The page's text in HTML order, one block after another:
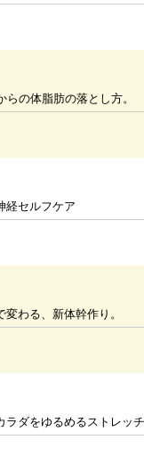
らの体脂肪の落とし方。
経セルフケア
変わる、新体幹作り。
ラダをゆるめるストレッ